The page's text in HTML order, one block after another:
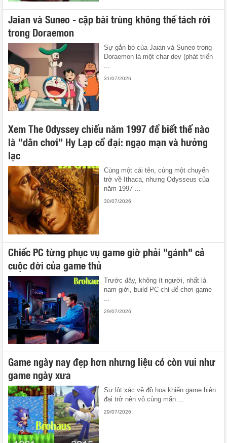
Jaian và Suneo - cặp bài trùng không thể tách rời
trong Doraemon
Sự gắn bó của Jaian và Suneo trong
Doraemon là một char dev (phát triển
31/07/2026
Xem The Odyssey chiếu năm 1997 để biết thế nào
là "dân chơi" Hy Lạp cổ đại: ngạo mạn và hưởng
lạc
Cùng một cái tên, cùng một chuyến
trở về Ithaca, nhưng Odysseus của
năm 1997 ...
30/07/2026
Chiếc PC từng phục vụ game giờ phải "gánh" cả
cuộc đời của game thủ
Trước đây, không ít người, nhất là
nam giới, build PC chỉ để chơi game
29/07/2026
Game ngày nay đẹp hơn nhưng liệu có còn vui như
game ngày xưa
Sự lột xác về đồ họa khiến game hiện
đại trở nên vô cùng mãn ...
29/07/2026